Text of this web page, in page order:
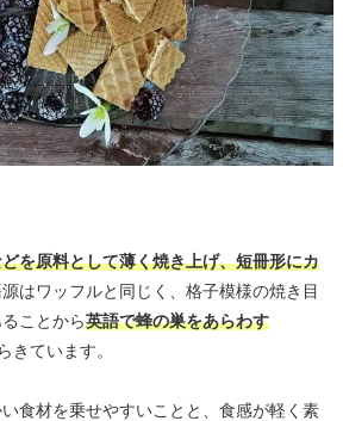
を原料として薄く焼き上げ、短冊形にカ
はワッフルと同じく、格子模様の焼き目
ことから英語で蜂の巣をあらわす
きています。
食材を乗せやすいことと、食感が軽く素